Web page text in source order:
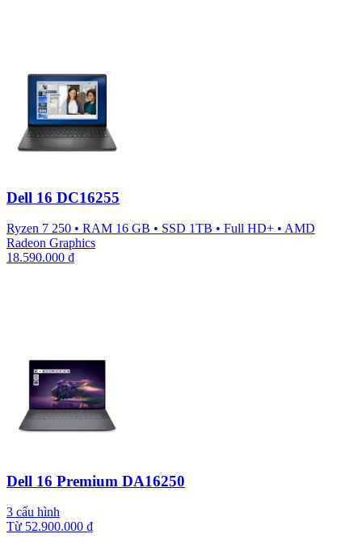
Dell 16 DC16255
Ryzen 7 250 • RAM 16 GB • SSD 1TB • Full HD+ • AMD
Radeon Graphics
18.590.000 ₫
Dell 16 Premium DA16250
3 cấu hình
Từ 52.900.000 ₫